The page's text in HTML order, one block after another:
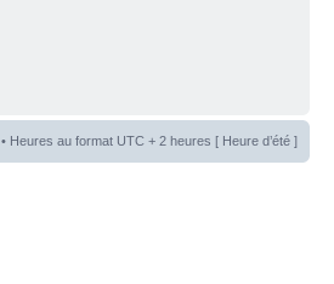
• Heures au format UTC + 2 heures [ Heure d’été ]